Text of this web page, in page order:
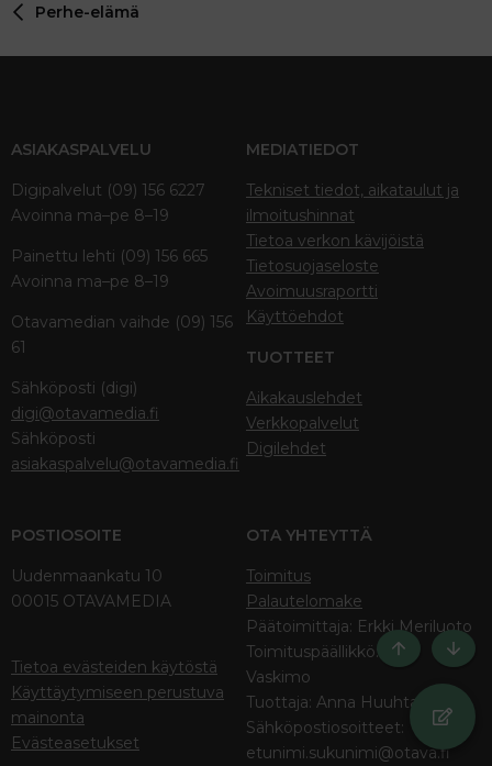
Perhe-elämä
ASIAKASPALVELU
Digipalvelut (09) 156 6227
Avoinna ma–pe 8–19
Painettu lehti (09) 156 665
Avoinna ma–pe 8–19
Otavamedian vaihde (09) 156
61
Sähköposti (digi)
digi@otavamedia.fi
Sähköposti
asiakaspalvelu@otavamedia.fi
MEDIATIEDOT
Tekniset tiedot, aikataulut ja
ilmoitushinnat
Tietoa verkon kävijöistä
Tietosuojaseloste
Avoimuusraportti
Käyttöehdot
TUOTTEET
Aikakauslehdet
Verkkopalvelut
Digilehdet
POSTIOSOITE
Uudenmaankatu 10
00015 OTAVAMEDIA
Tietoa evästeiden käytöstä
Käyttäytymiseen perustuva
mainonta
Evästeasetukset
OTA YHTEYTTÄ
Toimitus
Palautelomake
Päätoimittaja: Erkki Meriluoto
Toimituspäällikkö: Anu
Vaskimo
Tuottaja: Anna Huuhtanen
Sähköpostiosoitteet:
etunimi.sukunimi@otava.fi
Ylös